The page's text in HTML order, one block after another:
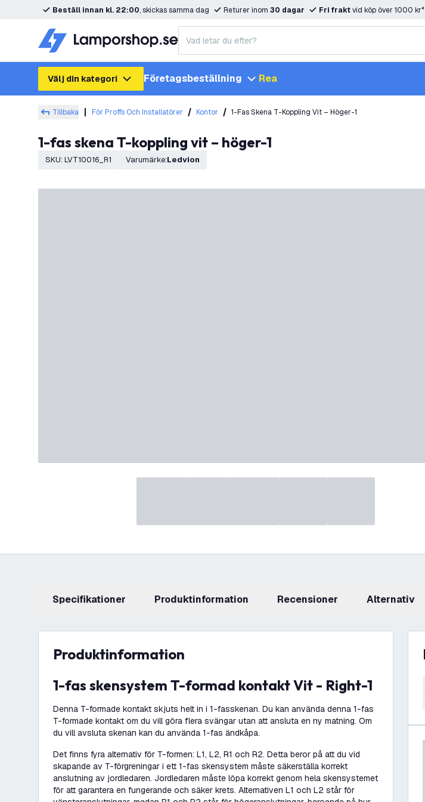
Beställ innan kl. 22:00, skickas samma dag Returer inom 30 dagar Fri fraktvid köp över 1000 kr*
Välj din kategori Företagsbeställning Rea
Tillbaka För Proffs Och Installatörer Kontor 1-Fas Skena T-Koppling Vit – Höger-1
1-fas skena T-koppling vit – höger-1
SKU: LVT10016_R1 Varumärke: Ledvion
Specifikationer produktinformation recensioner Alternativ
produktinformation
1-fas skensystem T-formad kontakt Vit - Right-1
Denna T-formade kontakt skjuts helt in i 1-fasskenan. Du kan använda denna 1-fas
T-formade kontakt om du vill göra flera svängar utan att ansluta en ny matning. Om
du vill avsluta skenan kan du använda 1-fas ändkåpa.
Det finns fyra alternativ för T-formen: L1, L2, R1 och R2. Detta beror på att du vid
skapande av T-förgreningar i ett 1-fas skensystem måste säkerställa korrekt
anslutning av jordledaren. Jordledaren måste löpa korrekt genom hela skensystemet
för att garantera en fungerande och säker krets. Alternativen L1 och L2 står för